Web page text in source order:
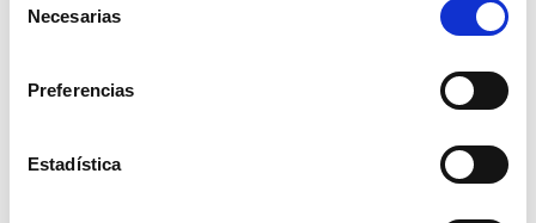
Necesarias
Preferencias
Estadística
Tensión (GAT), compañía de
con la que
se ha puesto en marcha una colaboración dividida
en dos fases principales. En primer lugar, se ha
llevado a cabo un estudio con el fin de evaluar la
propuesto.